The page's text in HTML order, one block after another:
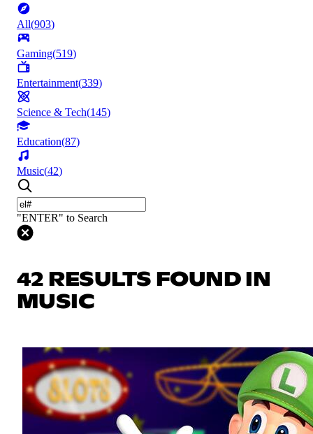
All(903)
Gaming(519)
Entertainment(339)
Science & Tech(145)
Education(87)
Music(42)
"ENTER" to Search
42 RESULTS FOUND IN
MUSIC